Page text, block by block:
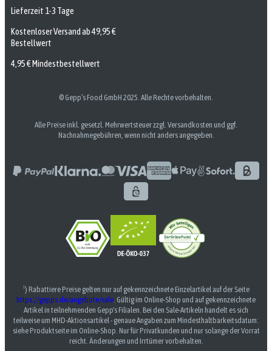
Lieferzeit 1-3 Tage
Kostenloser Versand ab 49,95 €
Bestellwert
4,95 € Mindestbestellwert
© Gepp’s Food GmbH 2025. Alle Rechte vorbehalten.
Alle Preise inkl. gesetzl. Mehrwertsteuer zzgl. Versandkosten und ggf.
Nachnahmegebühren, wenn nicht anders angegeben.
¹) Rabattiere Preise gelten nur auf gekennzeichnete Einzelartikel auf der Seite
https://gepps.de/angebote/sale . Gültig im Online-Shop und auf gekennzeichnete
Artikel in teilnehmenden Gepp's Filialen. Bei den Sale-Artikeln handelt es sich
teilweise um MHD-Aktionsartikel - genaue Angaben zum Mindesthaltbarkeitsdatum:
siehe Produktseite im Online-Shop. Nur für Privatkunden und nur solange der Vorrat
reicht. Änderungen und Irrtümer vorbehalten.